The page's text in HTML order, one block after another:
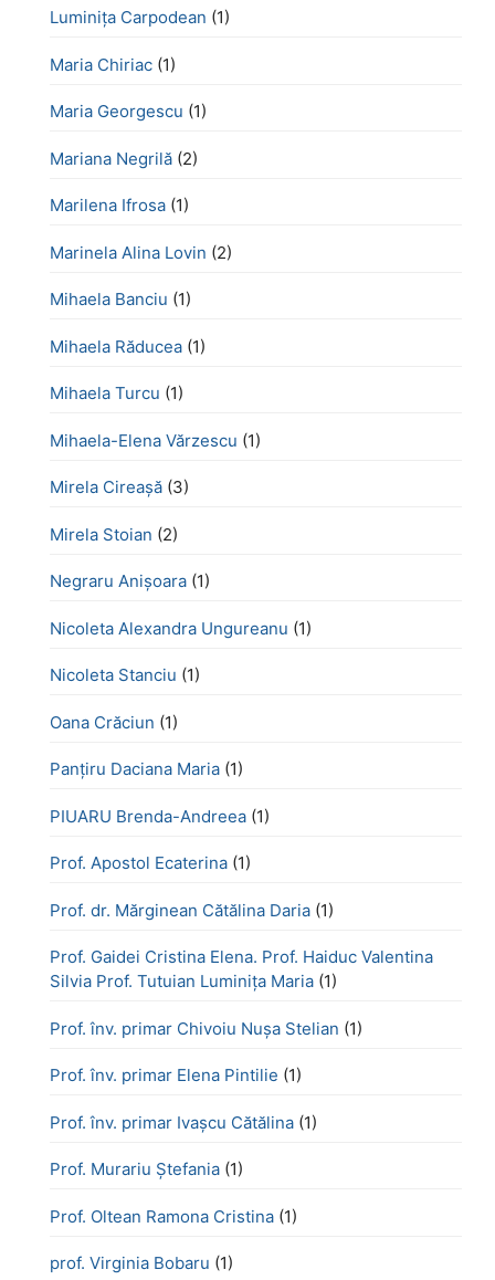
Luminița Carpodean (1)
Maria Chiriac (1)
Maria Georgescu (1)
Mariana Negrilă (2)
Marilena Ifrosa (1)
Marinela Alina Lovin (2)
Mihaela Banciu (1)
Mihaela Răducea (1)
Mihaela Turcu (1)
Mihaela-Elena Vărzescu (1)
Mirela Cireașă (3)
Mirela Stoian (2)
Negraru Anișoara (1)
Nicoleta Alexandra Ungureanu (1)
Nicoleta Stanciu (1)
Oana Crăciun (1)
Panțiru Daciana Maria (1)
PIUARU Brenda-Andreea (1)
Prof. Apostol Ecaterina (1)
Prof. dr. Mărginean Cătălina Daria (1)
Prof. Gaidei Cristina Elena. Prof. Haiduc Valentina
Silvia Prof. Tutuian Luminița Maria (1)
Prof. înv. primar Chivoiu Nușa Stelian (1)
Prof. înv. primar Elena Pintilie (1)
Prof. înv. primar Ivașcu Cătălina (1)
Prof. Murariu Ștefania (1)
Prof. Oltean Ramona Cristina (1)
prof. Virginia Bobaru (1)